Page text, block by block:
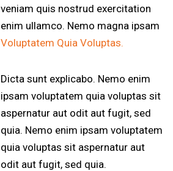
veniam quis nostrud exercitation
enim ullamco. Nemo magna ipsam
Voluptatem Quia Voluptas.
Dicta sunt explicabo. Nemo enim
ipsam voluptatem quia voluptas sit
aspernatur aut odit aut fugit, sed
quia. Nemo enim ipsam voluptatem
quia voluptas sit aspernatur aut
odit aut fugit, sed quia.